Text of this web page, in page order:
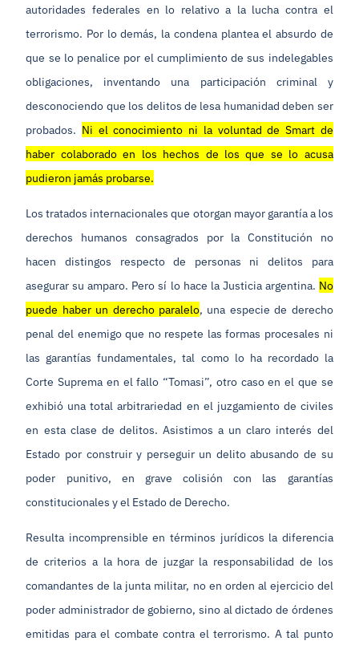
autoridades federales en lo relativo a la lucha contra el
terrorismo. Por lo demás, la condena plantea el absurdo de
que se lo penalice por el cumplimiento de sus indelegables
obligaciones, inventando una participación criminal y
desconociendo que los delitos de lesa humanidad deben ser
probados. Ni el conocimiento ni la voluntad de Smart de
haber colaborado en los hechos de los que se lo acusa
pudieron jamás probarse.
Los tratados internacionales que otorgan mayor garantía a los
derechos humanos consagrados por la Constitución no
hacen distingos respecto de personas ni delitos para
asegurar su amparo. Pero sí lo hace la Justicia argentina. No
puede haber un derecho paralelo, una especie de derecho
penal del enemigo que no respete las formas procesales ni
las garantías fundamentales, tal como lo ha recordado la
Corte Suprema en el fallo “Tomasi”, otro caso en el que se
exhibió una total arbitrariedad en el juzgamiento de civiles
en esta clase de delitos. Asistimos a un claro interés del
Estado por construir y perseguir un delito abusando de su
poder punitivo, en grave colisión con las garantías
constitucionales y el Estado de Derecho.
Resulta incomprensible en términos jurídicos la diferencia
de criterios a la hora de juzgar la responsabilidad de los
comandantes de la junta militar, no en orden al ejercicio del
poder administrador de gobierno, sino al dictado de órdenes
emitidas para el combate contra el terrorismo. A tal punto